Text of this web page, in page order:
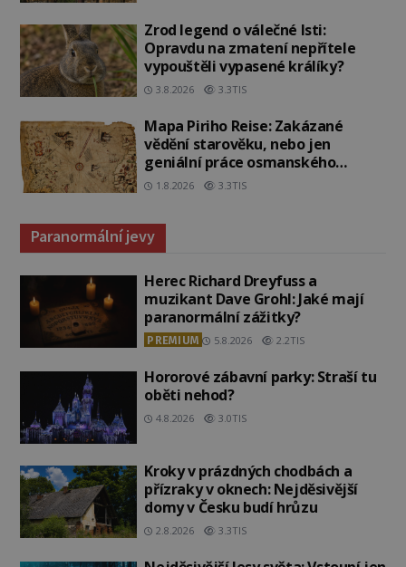
Zrod legend o válečné lsti:
Opravdu na zmatení nepřítele
vypouštěli vypasené králíky?
3.8.2026 3.3TIS
Mapa Piriho Reise: Zakázané
vědění starověku, nebo jen
geniální práce osmanského
admirála?
1.8.2026 3.3TIS
Paranormální jevy
Herec Richard Dreyfuss a
muzikant Dave Grohl: Jaké mají
paranormální zážitky?
PREMIUM 5.8.2026 2.2TIS
Hororové zábavní parky: Straší tu
oběti nehod?
4.8.2026 3.0TIS
Kroky v prázdných chodbách a
přízraky v oknech: Nejděsivější
domy v Česku budí hrůzu
2.8.2026 3.3TIS